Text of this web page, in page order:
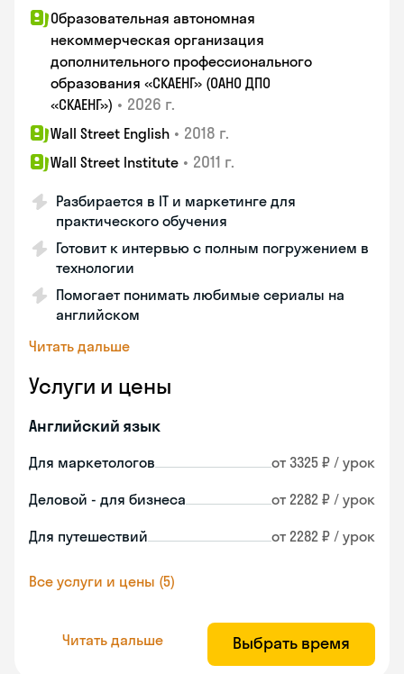
Образовательная автономная
некоммерческая организация
дополнительного профессионального
образования «СКАЕНГ» (ОАНО ДПО
«СКАЕНГ») • 2026 г.
Wall Street English • 2018 г.
Wall Street Institute • 2011 г.
Разбирается в IT и маркетинге для
практического обучения
Готовит к интервью с полным погружением в
технологии
Помогает понимать любимые сериалы на
английском
Читать дальше
Услуги и цены
Английский язык
Для маркетологов от 3325 ₽ / урок
Деловой - для бизнеса от 2282 ₽ / урок
Для путешествий от 2282 ₽ / урок
Все услуги и цены (5)
Читать дальше Выбрать время